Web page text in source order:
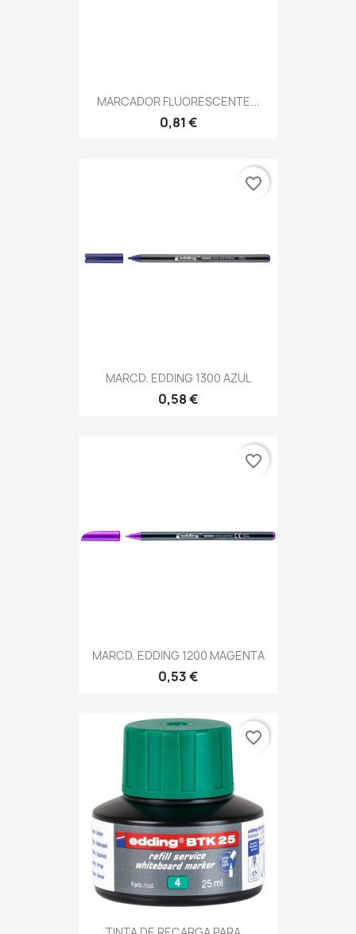
MARCADOR FLUORESCENTE...
0,81 €
MARCD. EDDING 1300 AZUL
0,58 €
favorite_border
MARCD. EDDING 1200 MAGENTA
0,53 €
favorite_border
favorite_border